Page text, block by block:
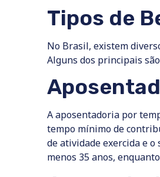
Tipos de
No Brasil, existem
Alguns dos principais
A aposentadoria por
tempo mínimo de
de atividade exercida e
menos 35 anos,